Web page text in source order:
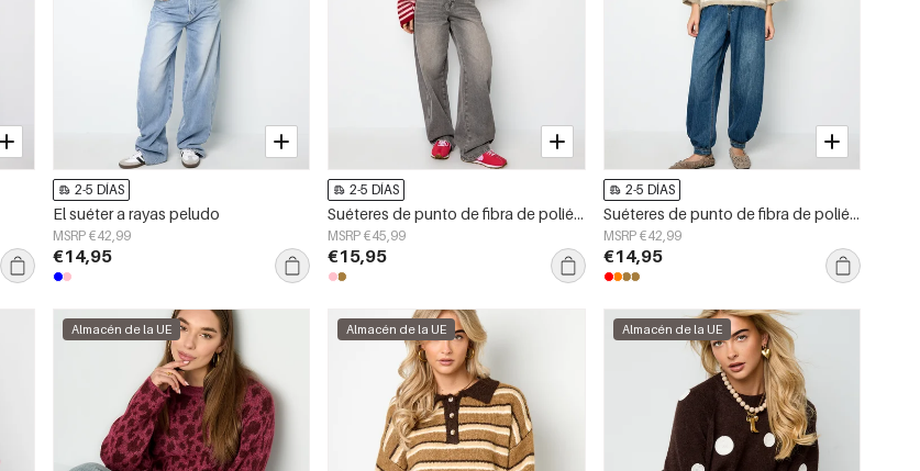
2-5 DÍAS
El suéter a rayas peludo
MSRP €42,99
€14,95
2-5 DÍAS
Suéteres de punto de fibra de poliéster (poliéster) con rayas, ropa de otoño/invierno
MSRP €45,99
€15,95
2-5 DÍAS
Suéteres de punto de fibra de poliéster (poliéster) con rayas, ropa casual de otoño/invierno
MSRP €42,99
€14,95
Almacén de la UE Almacén de la UE Almacén de la UE